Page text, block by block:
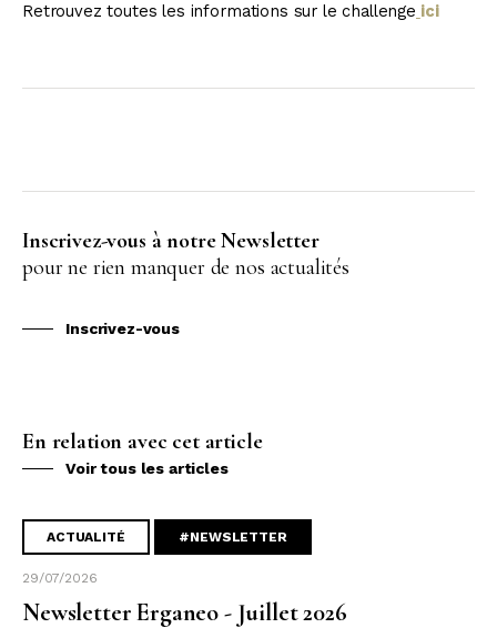
Retrouvez toutes les informations sur le challenge ici
Inscrivez-vous à notre Newsletter
pour ne rien manquer de nos actualités
Inscrivez-vous
En relation avec cet article
Voir tous les articles
ACTUALITÉ #NEWSLETTER
29/07/2026
Newsletter Erganeo - Juillet 2026